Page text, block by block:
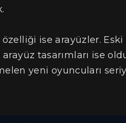
ise arayüzler.
tasarımları ise
yeni oyuncuları